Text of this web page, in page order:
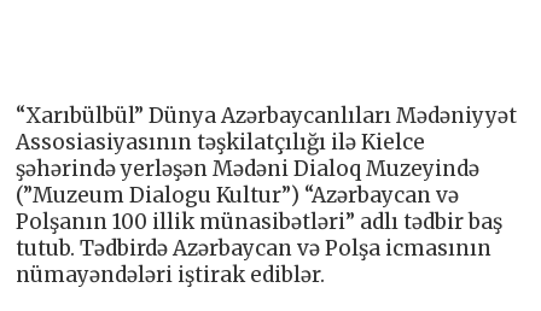
“Xarıbülbül” Dünya Azərbaycanlıları Mədəniyyət
Assosiasiyasının təşkilatçılığı ilə Kielce
şəhərində yerləşən Mədəni Dialoq Muzeyində
(”Muzeum Dialogu Kultur”) “Azərbaycan və
Polşanın 100 illik münasibətləri” adlı tədbir baş
tutub. Tədbirdə Azərbaycan və Polşa icmasının
nümayəndələri iştirak ediblər.